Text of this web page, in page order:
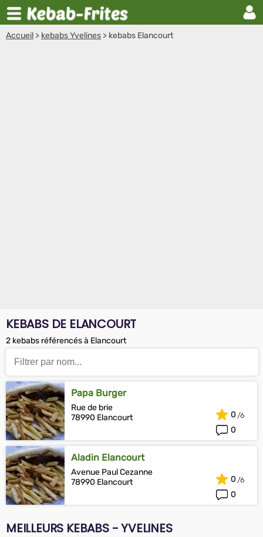
Accueil > kebabs Yvelines > kebabs Elancourt
KEBABS DE ELANCOURT
2 kebabs référencés à Elancourt
Papa Burger
Rue de brie
78990 Elancourt
0
0
Aladin Elancourt
Avenue Paul Cezanne
78990 Elancourt
0
0
MEILLEURS KEBABS - YVELINES